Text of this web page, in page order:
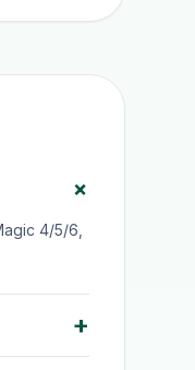
+
4/5/6,
+